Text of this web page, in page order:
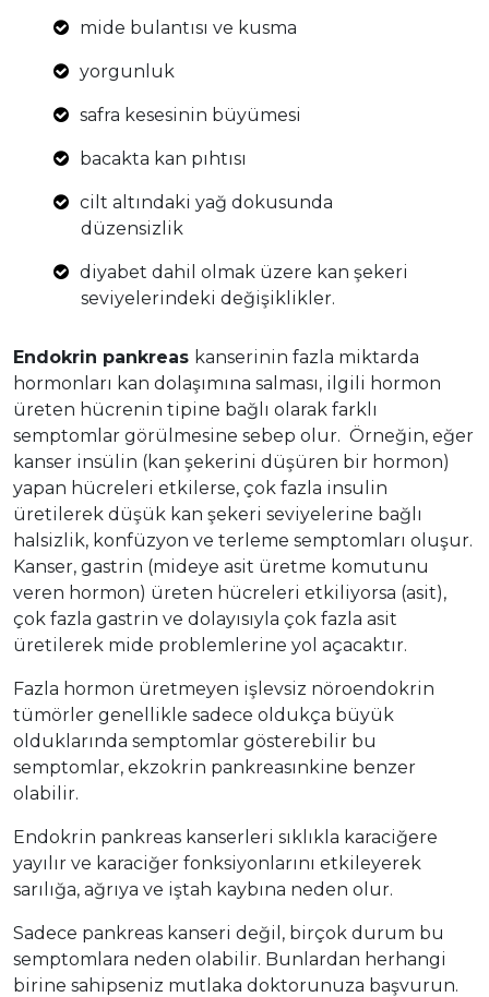
mide bulantısı ve kusma
yorgunluk
safra kesesinin büyümesi
bacakta kan pıhtısı
cilt altındaki yağ dokusunda
düzensizlik
diyabet dahil olmak üzere kan şekeri
seviyelerindeki değişiklikler.
Endokrin pankreas kanserinin fazla miktarda
hormonları kan dolaşımına salması, ilgili hormon
üreten hücrenin tipine bağlı olarak farklı
semptomlar görülmesine sebep olur. Örneğin, eğer
kanser insülin (kan şekerini düşüren bir hormon)
yapan hücreleri etkilerse, çok fazla insulin
üretilerek düşük kan şekeri seviyelerine bağlı
halsizlik, konfüzyon ve terleme semptomları oluşur.
Kanser, gastrin (mideye asit üretme komutunu
veren hormon) üreten hücreleri etkiliyorsa (asit),
çok fazla gastrin ve dolayısıyla çok fazla asit
üretilerek mide problemlerine yol açacaktır.
Fazla hormon üretmeyen işlevsiz nöroendokrin
tümörler genellikle sadece oldukça büyük
olduklarında semptomlar gösterebilir bu
semptomlar, ekzokrin pankreasınkine benzer
olabilir.
Endokrin pankreas kanserleri sıklıkla karaciğere
yayılır ve karaciğer fonksiyonlarını etkileyerek
sarılığa, ağrıya ve iştah kaybına neden olur.
Sadece pankreas kanseri değil, birçok durum bu
semptomlara neden olabilir. Bunlardan herhangi
birine sahipseniz mutlaka doktorunuza başvurun.